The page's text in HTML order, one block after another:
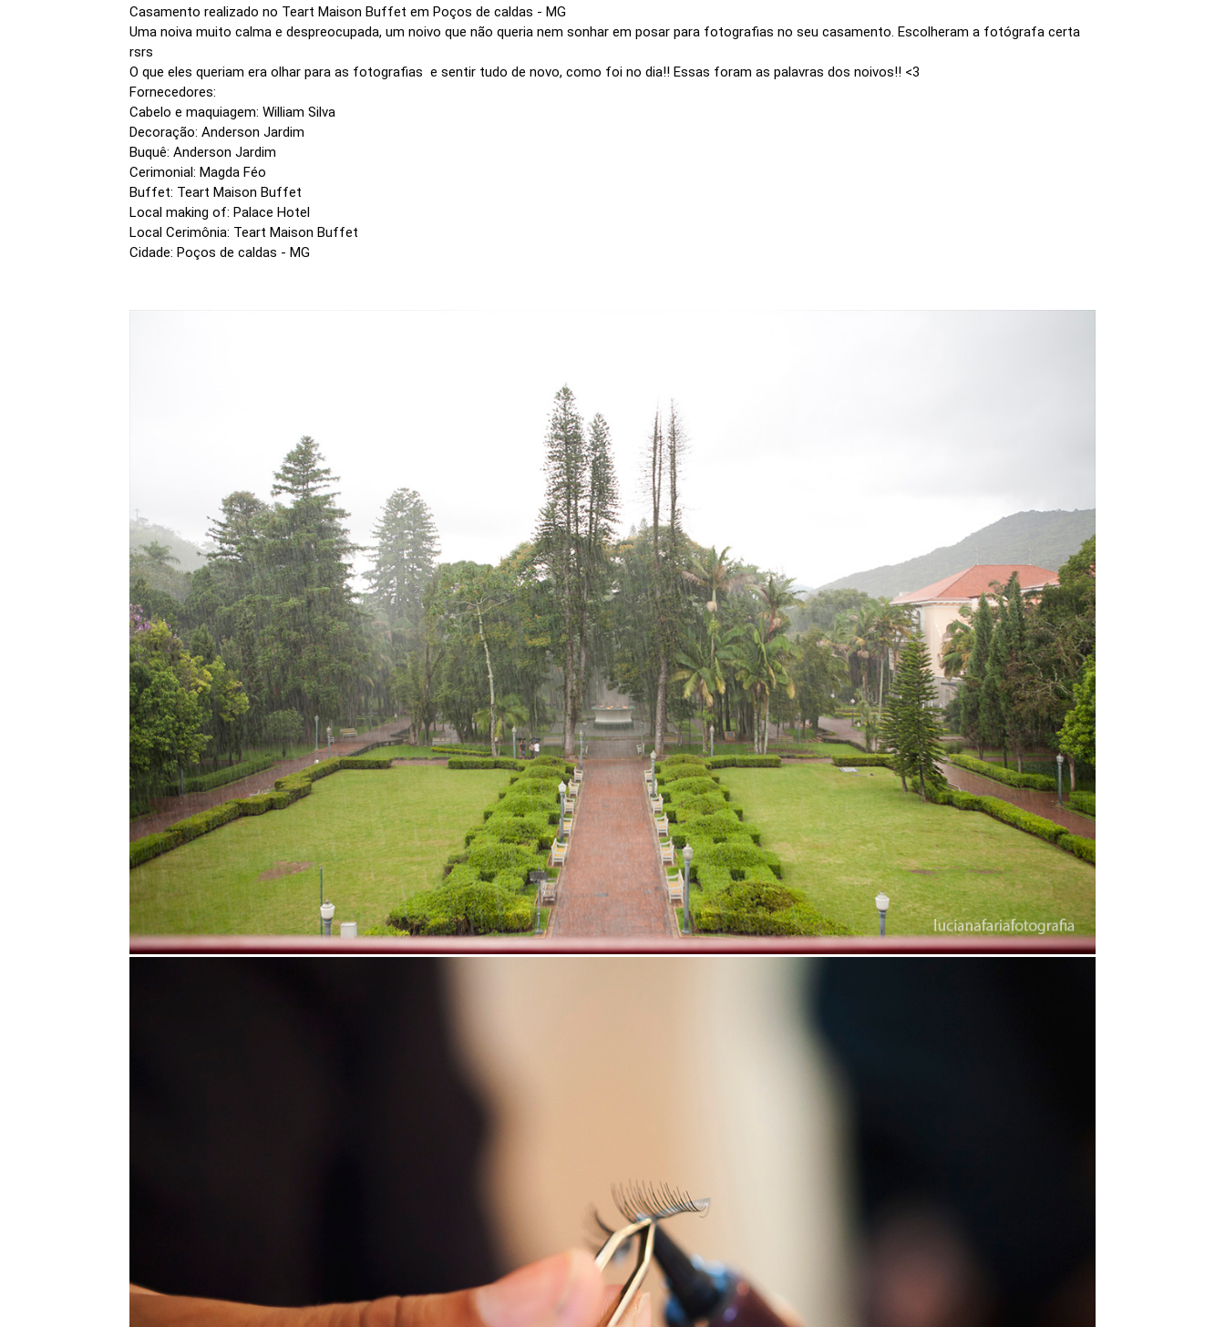
Casamento realizado no Teart Maison Buffet em Poços de caldas - MG
Uma noiva muito calma e despreocupada, um noivo que não queria nem sonhar em posar para fotografias no seu casamento. Escolheram a fotógrafa certa
rsrs
O que eles queriam era olhar para as fotografias e sentir tudo de novo, como foi no dia!! Essas foram as palavras dos noivos!! <3
Fornecedores:
Cabelo e maquiagem: William Silva
Decoração: Anderson Jardim
Buquê: Anderson Jardim
Cerimonial: Magda Féo
Buffet: Teart Maison Buffet
Local making of: Palace Hotel
Local Cerimônia: Teart Maison Buffet
Cidade: Poços de caldas - MG